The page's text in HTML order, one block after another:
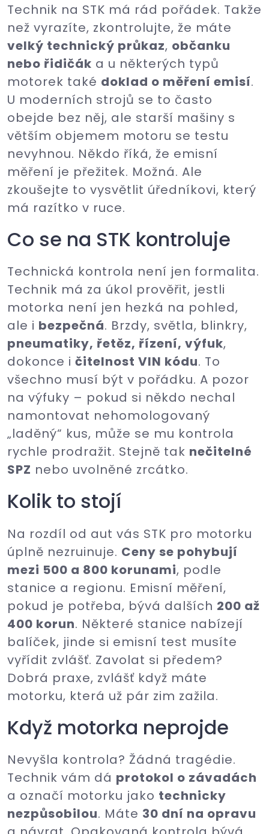
Technik na STK má rád pořádek. Takže
než vyrazíte, zkontrolujte, že máte
velký technický průkaz, občanku
nebo řidičák a u některých typů
motorek také doklad o měření emisí.
U moderních strojů se to často
obejde bez něj, ale starší mašiny s
větším objemem motoru se testu
nevyhnou. Někdo říká, že emisní
měření je přežitek. Možná. Ale
zkoušejte to vysvětlit úředníkovi, který
má razítko v ruce.
Co se na STK kontroluje
Technická kontrola není jen formalita.
Technik má za úkol prověřit, jestli
motorka není jen hezká na pohled,
ale i bezpečná. Brzdy, světla, blinkry,
pneumatiky, řetěz, řízení, výfuk,
dokonce i čitelnost VIN kódu. To
všechno musí být v pořádku. A pozor
na výfuky – pokud si někdo nechal
namontovat nehomologovaný
„laděný“ kus, může se mu kontrola
rychle prodražit. Stejně tak nečitelné
SPZ nebo uvolněné zrcátko.
Kolik to stojí
Na rozdíl od aut vás STK pro motorku
úplně nezruinuje. Ceny se pohybují
mezi 500 a 800 korunami, podle
stanice a regionu. Emisní měření,
pokud je potřeba, bývá dalších 200 až
400 korun. Některé stanice nabízejí
balíček, jinde si emisní test musíte
vyřídit zvlášť. Zavolat si předem?
Dobrá praxe, zvlášť když máte
motorku, která už pár zim zažila.
Když motorka neprojde
Nevyšla kontrola? Žádná tragédie.
Technik vám dá protokol o závadách
a označí motorku jako technicky
nezpůsobilou. Máte 30 dní na opravu